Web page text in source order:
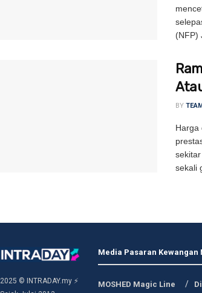
(NFP)
BY
Harga
sekali
2025 © INTRADAY.my ⚡
Media Pasaran Kewangan
MOSHED Magic Line